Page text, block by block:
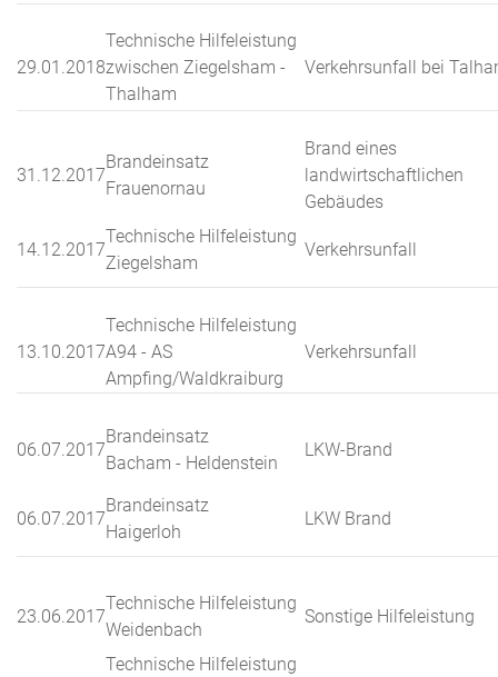
29.01.2018
Technische Hilfeleistung
zwischen Ziegelsham -
Thalham
Verkehrsunfall bei
31.12.2017
Brandeinsatz
Frauenornau
Brand eines
landwirtschaftlichen
Gebäudes
14.12.2017
Technische Hilfeleistung
Ziegelsham
Verkehrsunfall
13.10.2017
Technische Hilfeleistung
A94 - AS
Ampfing/Waldkraiburg
Verkehrsunfall
06.07.2017
Brandeinsatz
Bacham - Heldenstein
LKW-Brand
06.07.2017
Brandeinsatz
Haigerloh
LKW Brand
23.06.2017
Technische Hilfeleistung
Weidenbach
Sonstige Hilfeleistung
Technische Hilfeleistung